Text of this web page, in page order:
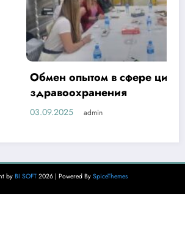
в сфере цифровизации
by BI SOFT 2026 | Powered By SpiceThemes